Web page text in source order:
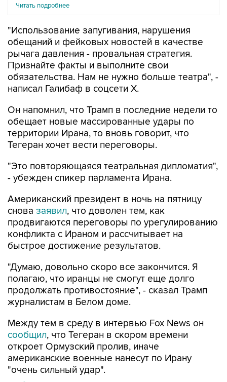
Читать подробнее
"Использование запугивания, нарушения
обещаний и фейковых новостей в качестве
рычага давления - провальная стратегия.
Признайте факты и выполните свои
обязательства. Нам не нужно больше театра", -
написал Галибаф в соцсети X.
Он напомнил, что Трамп в последние недели то
обещает новые массированные удары по
территории Ирана, то вновь говорит, что
Тегеран хочет вести переговоры.
"Это повторяющаяся театральная дипломатия",
- убежден спикер парламента Ирана.
Американский президент в ночь на пятницу
снова заявил, что доволен тем, как
продвигаются переговоры по урегулированию
конфликта с Ираном и рассчитывает на
быстрое достижение результатов.
"Думаю, довольно скоро все закончится. Я
полагаю, что иранцы не смогут еще долго
продолжать противостояние", - сказал Трамп
журналистам в Белом доме.
Между тем в среду в интервью Fox News он
сообщил, что Тегеран в скором времени
откроет Ормузский пролив, иначе
американские военные нанесут по Ирану
"очень сильный удар".